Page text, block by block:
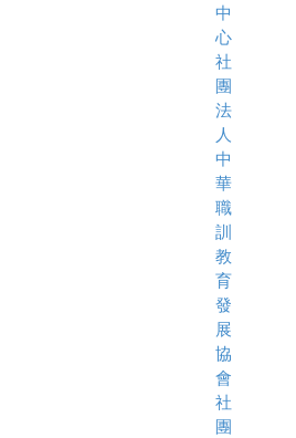
中
心
社
團
法
人
中
華
職
訓
教
育
發
展
協
會
社
團